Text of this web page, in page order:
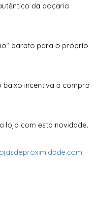
da doçaria
barato para o próprio
baixo incentiva a compra
loja com esta novidade.